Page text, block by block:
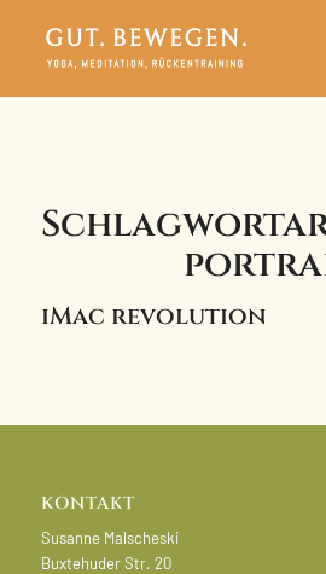
iMac revolution
KONTAKT
Susanne Malscheski
Buxtehuder Str. 20